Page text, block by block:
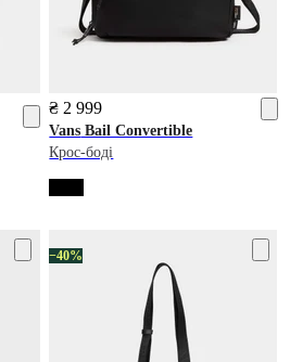
₴ 2 999
Vans Bail Convertible
Крос-боді
−40%